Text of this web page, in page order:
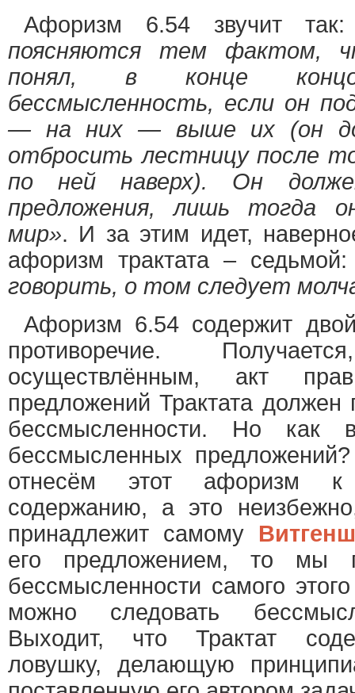
Афоризм 6.54 звучит
поясняются тем фактом,
понял, в конце
бессмысленность, если он
— на них — выше их (он
отбросить лестницу после
по ней наверх). Он
предложения, лишь тогда
мир». И за этим идет,
афоризм трактата –
говорить, о том следует
Афоризм 6.54 содержит
противоречие.
осуществлённым, акт
предложений Трактата должен
бессмысленности. Но как
бессмысленных
отнесём этот афоризм к
содержанию, а это
принадлежит самому
его предложением, то мы
бессмысленности самого
можно следовать
Выходит, что Трактат
ловушку, делающую